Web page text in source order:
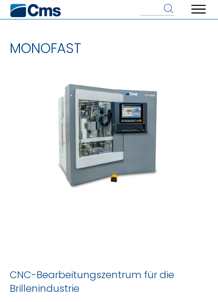
MONOFAST
CNC-Bearbeitungszentrum für die
Brillenindustrie